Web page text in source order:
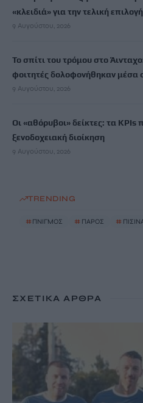
«κλειδιά» για την τελική επιλογή
9 Αυγούστου, 2026
Το σπίτι του τρόμου στο
φοιτητές δολοφονήθηκαν μέσα
9 Αυγούστου, 2026
Οι «αθόρυβοι» δείκτες: τα KPIs
ξενοδοχειακή διοίκηση
9 Αυγούστου, 2026
TRENDING
# ΠΝΙΓΜΟΣ # ΠΑΡΟΣ #
ΣΧΕΤΙΚΆ ΆΡΘΡΑ